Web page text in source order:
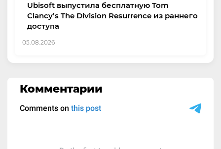
Ubisoft выпустила бесплатную Tom
Clancy’s The Division Resurrence из раннего
доступа
05.08.2026
Комментарии